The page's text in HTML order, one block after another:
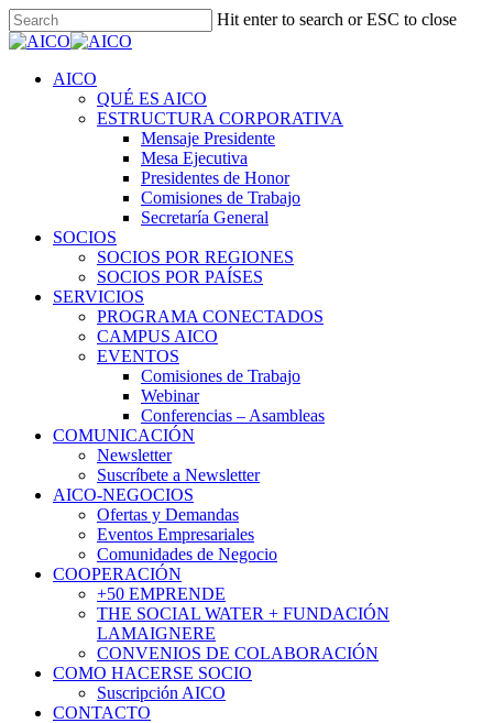
Skip
to
content
Hit enter to search or ESC to close
Close
Menu
AICO
QUÉ ES AICO
ESTRUCTURA CORPORATIVA
Mensaje Presidente
Mesa Ejecutiva
Presidentes de Honor
Comisiones de Trabajo
Secretaría General
SOCIOS
SOCIOS POR REGIONES
SOCIOS POR PAÍSES
SERVICIOS
PROGRAMA CONECTADOS
CAMPUS AICO
EVENTOS
Comisiones de Trabajo
Webinar
Conferencias – Asambleas
COMUNICACIÓN
Newsletter
Suscríbete a Newsletter
AICO-NEGOCIOS
Ofertas y Demandas
Eventos Empresariales
Comunidades de Negocio
COOPERACIÓN
+50 EMPRENDE
THE SOCIAL WATER + FUNDACIÓN
LAMAIGNERE
CONVENIOS DE COLABORACIÓN
COMO HACERSE SOCIO
Suscripción AICO
CONTACTO